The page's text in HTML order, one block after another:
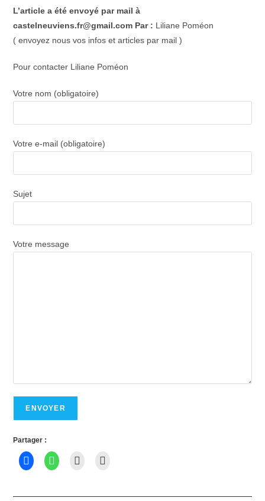
L’article a été envoyé par mail à
castelneuviens.fr@gmail.com Par : Liliane Poméon
( envoyez nous vos infos et articles par mail )
Pour contacter Liliane Poméon
Votre nom (obligatoire)
Votre e-mail (obligatoire)
Sujet
Votre message
Partager :